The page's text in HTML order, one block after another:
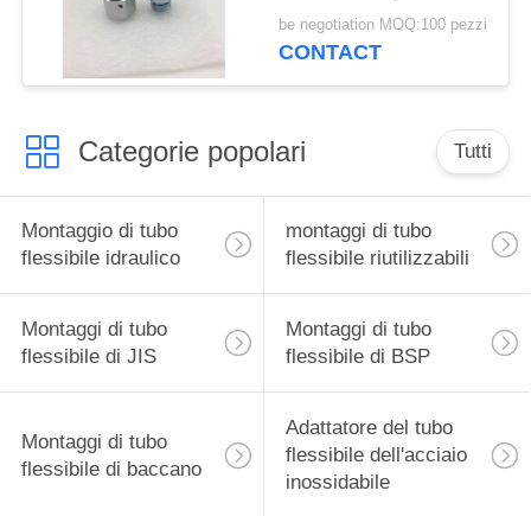
O Ring Seal di grado
be negotiation MOQ:100 pezzi
CONTACT
Categorie popolari Tutti
Montaggio di tubo
flessibile idraulico
montaggi di tubo
flessibile riutilizzabili
Montaggi di tubo
flessibile di JIS
Montaggi di tubo
flessibile di BSP
Montaggi di tubo
flessibile di baccano
Adattatore del tubo
flessibile dell'acciaio
inossidabile